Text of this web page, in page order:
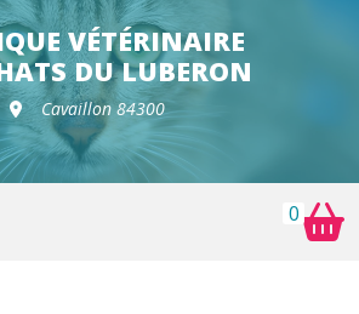
de croquettes vétérinaire
VÉTÉRINAIRE
DU LUBERON
Cavaillon 84300
0